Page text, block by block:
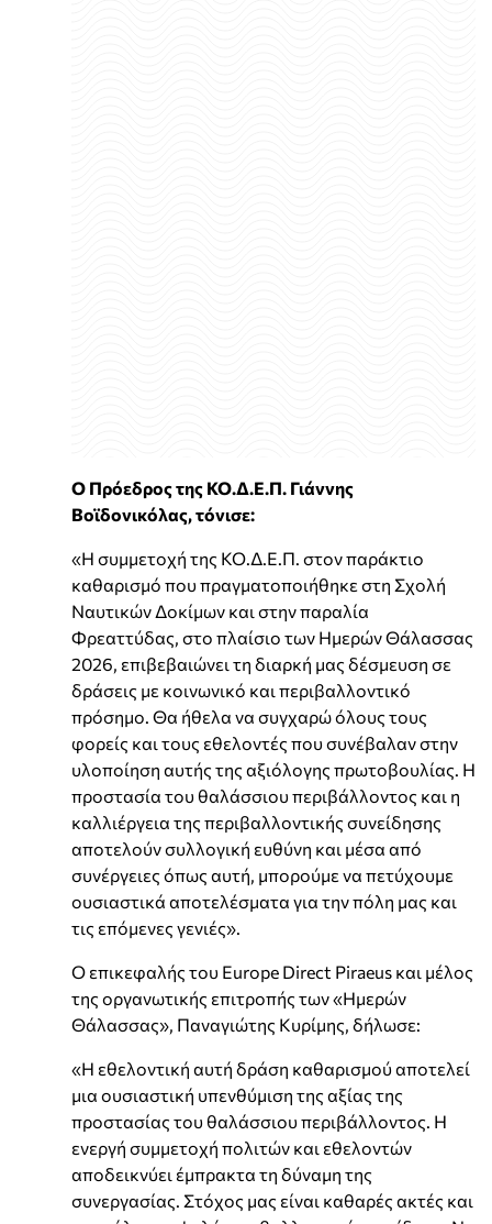
Ο Πρόεδρος της ΚΟ.Δ.Ε.Π. Γιάννης
Βοϊδονικόλας, τόνισε:
«Η συμμετοχή της ΚΟ.Δ.Ε.Π. στον παράκτιο
καθαρισμό που πραγματοποιήθηκε στη Σχολή
Ναυτικών Δοκίμων και στην παραλία
Φρεαττύδας, στο πλαίσιο των Ημερών Θάλασσας
2026, επιβεβαιώνει τη διαρκή μας δέσμευση σε
δράσεις με κοινωνικό και περιβαλλοντικό
πρόσημο. Θα ήθελα να συγχαρώ όλους τους
φορείς και τους εθελοντές που συνέβαλαν στην
υλοποίηση αυτής της αξιόλογης πρωτοβουλίας. Η
προστασία του θαλάσσιου περιβάλλοντος και η
καλλιέργεια της περιβαλλοντικής συνείδησης
αποτελούν συλλογική ευθύνη και μέσα από
συνέργειες όπως αυτή, μπορούμε να πετύχουμε
ουσιαστικά αποτελέσματα για την πόλη μας και
τις επόμενες γενιές».
Ο επικεφαλής του Europe Direct Piraeus και μέλος
της οργανωτικής επιτροπής των «Ημερών
Θάλασσας», Παναγιώτης Κυρίμης, δήλωσε:
«Η εθελοντική αυτή δράση καθαρισμού αποτελεί
μια ουσιαστική υπενθύμιση της αξίας της
προστασίας του θαλάσσιου περιβάλλοντος. Η
ενεργή συμμετοχή πολιτών και εθελοντών
αποδεικνύει έμπρακτα τη δύναμη της
συνεργασίας. Στόχος μας είναι καθαρές ακτές και